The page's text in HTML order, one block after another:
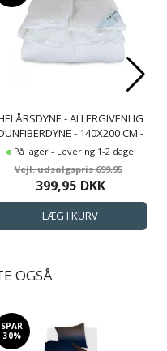
- ALLERGIVENLIG
- 140X200 CM -
FIBERDYNE FRA ZEN SLEEP
På lager - Levering 1-2 dage
699,95
399,95 DKK
OGSÅ
SPAR
30%